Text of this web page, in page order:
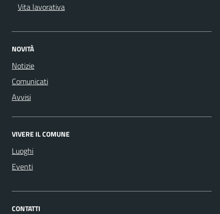
Vita lavorativa
NOVITÀ
Notizie
Comunicati
Avvisi
VIVERE IL COMUNE
Luoghi
Eventi
CONTATTI